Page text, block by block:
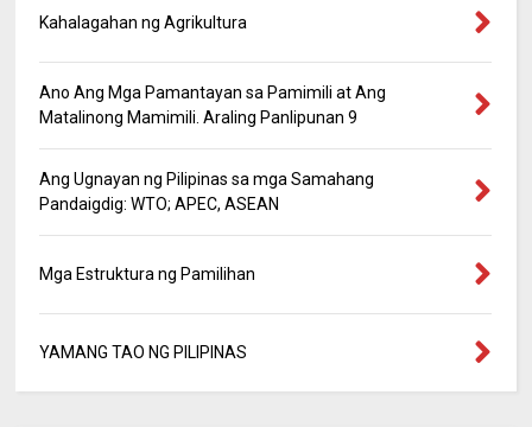
Kahalagahan ng Agrikultura
Ano Ang Mga Pamantayan sa Pamimili at Ang
Matalinong Mamimili. Araling Panlipunan 9
Ang Ugnayan ng Pilipinas sa mga Samahang
Pandaigdig: WTO; APEC, ASEAN
Mga Estruktura ng Pamilihan
YAMANG TAO NG PILIPINAS